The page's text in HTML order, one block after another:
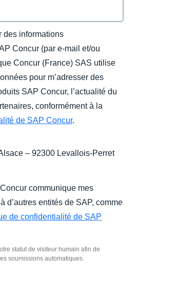
des informations
Concur (par e-mail et/ou
Concur (France) SAS utilise
pour m’adresser des
SAP Concur, l’actualité du
conformément à la
de SAP Concur.
– 92300 Levallois-Perret
communique mes
d’autres entités de SAP, comme
de confidentialité de SAP
statut de visiteur humain afin de
soumissions automatiques.